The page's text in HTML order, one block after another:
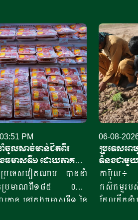
PM
ចូលសាច់មាន់ជិតពីរ
ងឆមាសទី១ ដោយភាគ
ាម៉េរិក
េសវៀតណាម បាននាំ
ប្រមាណពី១៨៥ ០០០
ោន នៅក្នុងឆមាសទី១ នៃ
06-08-
ប្រទេសអា
ទំនងជាមួយ
កិច្ចសហប្រតិ
និងកសិកម្ម
កាប៊ុល៖
កសិកម្មរបស់
ដែលដឹកន